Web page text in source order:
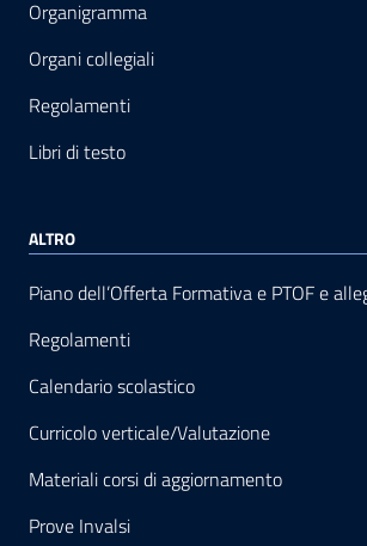
Organigramma
Organi collegiali
Regolamenti
Libri di testo
ALTRO
Piano dell’Offerta Formativa e PTOF e
Regolamenti
Calendario scolastico
Curricolo verticale/Valutazione
Materiali corsi di aggiornamento
Prove Invalsi